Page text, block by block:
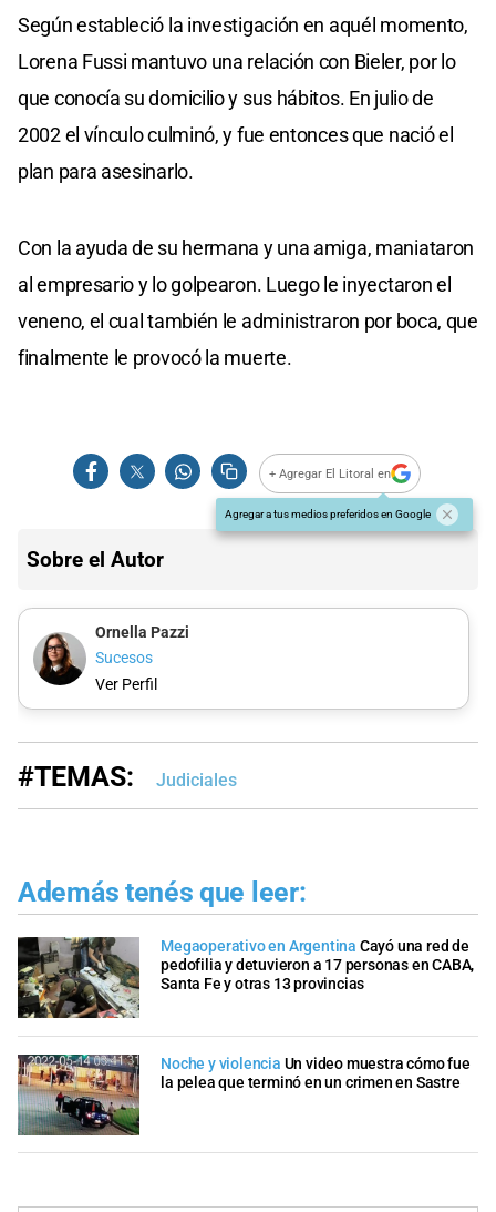
Según estableció la investigación en aquél momento,
Lorena Fussi mantuvo una relación con Bieler, por lo
que conocía su domicilio y sus hábitos. En julio de
2002 el vínculo culminó, y fue entonces que nació el
plan para asesinarlo.
Con la ayuda de su hermana y una amiga, maniataron
al empresario y lo golpearon. Luego le inyectaron el
veneno, el cual también le administraron por boca, que
finalmente le provocó la muerte.
+ Agregar El Litoral en
Agregar a tus medios preferidos en Google
Sobre el Autor
Ornella Pazzi
Sucesos
Ver Perfil
#TEMAS: Judiciales
Además tenés que leer:
Megaoperativo en Argentina Cayó una red de
pedofilia y detuvieron a 17 personas en CABA,
Santa Fe y otras 13 provincias
Noche y violencia Un video muestra cómo fue
la pelea que terminó en un crimen en Sastre